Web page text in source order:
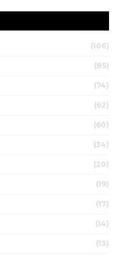
(106)
(85)
(74)
(62)
(60)
(34)
(20)
(19)
(17)
(14)
(13)